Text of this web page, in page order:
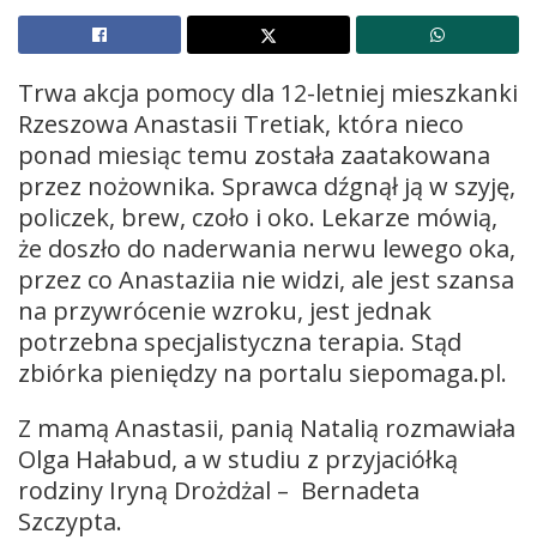
Trwa akcja pomocy dla 12-letniej mieszkanki
Rzeszowa Anastasii Tretiak, która nieco
ponad miesiąc temu została zaatakowana
przez nożownika. Sprawca dźgnął ją w szyję,
policzek, brew, czoło i oko. Lekarze mówią,
że doszło do naderwania nerwu lewego oka,
przez co Anastaziia nie widzi, ale jest szansa
na przywrócenie wzroku, jest jednak
potrzebna specjalistyczna terapia. Stąd
zbiórka pieniędzy na portalu siepomaga.pl.
Z mamą Anastasii, panią Natalią rozmawiała
Olga Hałabud, a w studiu z przyjaciółką
rodziny Iryną Drożdżal – Bernadeta
Szczypta.